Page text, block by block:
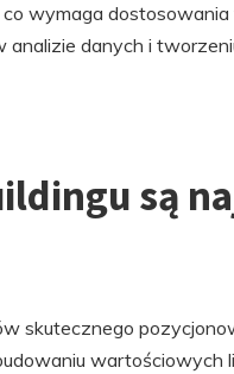
wymaga
danych i
są
skutecznego
wartościowych